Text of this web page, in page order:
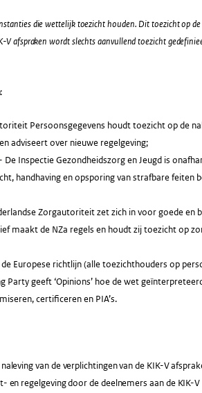
die wettelijk toezicht houden. Dit toezicht op
afspraken wordt slechts aanvullend toezicht
Persoonsgegevens houdt toezicht op de
adviseert over nieuwe regelgeving;
De Inspectie Gezondheidszorg en Jeugd is
handhaving en opsporing van strafbare feiten
Zorgautoriteit zet zich in voor goede en
maakt de NZa regels en houdt zij toezicht op
Europese richtlijn (alle toezichthouders op
Party geeft ‘Opinions’ hoe de wet
certificeren en PIA’s.
van de verplichtingen van de KIK-V
en regelgeving door de deelnemers aan de KIK-